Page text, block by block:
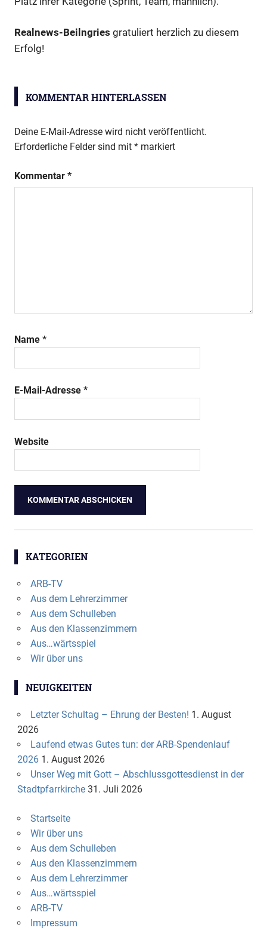
Realnews-Beilngries gratuliert herzlich zu diesem
Erfolg!
KOMMENTAR HINTERLASSEN
Deine E-Mail-Adresse wird nicht veröffentlicht.
Erforderliche Felder sind mit * markiert
Kommentar *
Name *
E-Mail-Adresse *
Website
KATEGORIEN
ARB-TV
Aus dem Lehrerzimmer
Aus dem Schulleben
Aus den Klassenzimmern
Aus…wärtsspiel
Wir über uns
NEUIGKEITEN
Letzter Schultag – Ehrung der Besten! 1. August
2026
Laufend etwas Gutes tun: der ARB-Spendenlauf
2026 1. August 2026
Unser Weg mit Gott – Abschlussgottesdienst in der
Stadtpfarrkirche 31. Juli 2026
Startseite
Wir über uns
Aus dem Schulleben
Aus den Klassenzimmern
Aus dem Lehrerzimmer
Aus…wärtsspiel
ARB-TV
Impressum